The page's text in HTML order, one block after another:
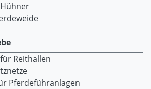
Reithallen
Pferdeführanlagen